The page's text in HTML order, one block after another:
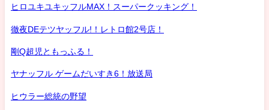
ヒロユキユキッフルMAX！スーパークッキング！
徹夜DEテツヤッフル!！レトロ館2号店！
剛Q超児ともっふる！
ヤナッフル ゲームだいすき6！放送局
ヒウラー総統の野望